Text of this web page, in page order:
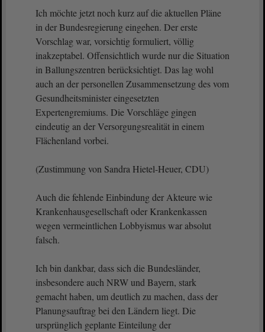
Ich möchte jetzt noch kurz auf die aktuellen Pläne
in der Bundesregierung eingehen. Der erste
Vorschlag war, vorsichtig formuliert, völlig
inakzeptabel. Offensichtlich wurde nur die Situation
in Ballungszentren berücksichtigt. Das lag wohl
auch an der personellen Zusammensetzung des vom
Gesundheitsminister eingesetzten
Expertengremiums. Die Vorschläge gingen
eindeutig an der Versorgungsrealität in einem
Flächenland vorbei.
(Zustimmung von Sandra Hietel-Heuer, CDU)
Auch die fehlende Einbindung der Akteure wie
Krankenhausgesellschaft oder Krankenkassen
wegen vermeintlichen Lobbyismus war absolut
falsch.
Ich bin dankbar, dass sich die Bundesländer,
insbesondere auch NRW und Bayern, stark
gemacht haben, um deutlich zu machen, dass der
Planungsauftrag bei den Ländern liegt. Die
ursprünglich geplante Einteilung der